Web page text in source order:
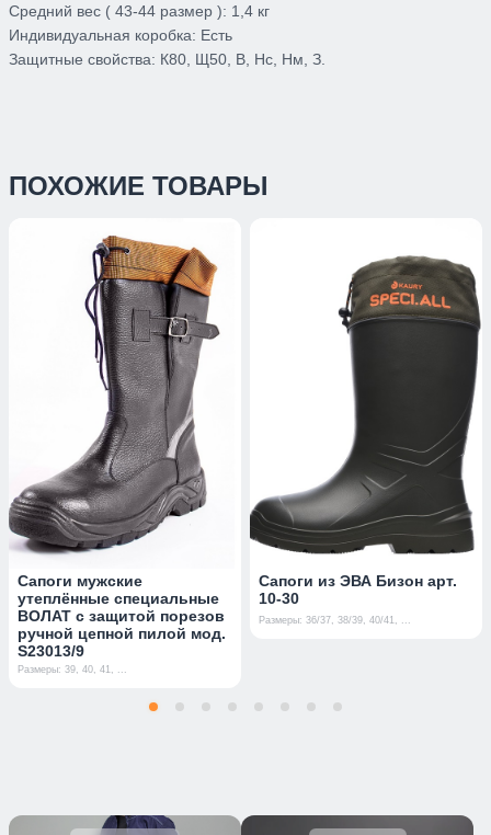
Средний вес ( 43-44 размер ): 1,4 кг
Индивидуальная коробка: Есть
Защитные свойства: К80, Щ50, В, Нс, Нм, З.
ПОХОЖИЕ ТОВАРЫ
Сапоги мужские
утеплённые специальные
ВОЛАТ с защитой порезов
ручной цепной пилой мод.
S23013/9
Размеры: 39, 40, 41, ...
Сапоги из ЭВА Бизон арт.
10-30
Размеры: 36/37, 38/39, 40/41, ...